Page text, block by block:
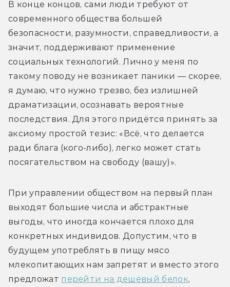
В конце концов, сами люди требуют от
современного общества большей
безопасности, разумности, справедливости, а
значит, поддерживают применение
социальных технологий. Лично у меня по
такому поводу не возникает паники — скорее,
я думаю, что нужно трезво, без излишней
драматизации, осознавать вероятные
последствия. Для этого придётся принять за
аксиому простой тезис: «Всё, что делается
ради блага (кого-либо), легко может стать
посягательством на свободу (вашу)».
При управлении обществом на первый план
выходят большие числа и абстрактные
выгоды, что иногда кончается плохо для
конкретных индивидов. Допустим, что в
будущем употреблять в пищу мясо
млекопитающих нам запретят и вместо этого
предложат перейти на дешёвый белок,